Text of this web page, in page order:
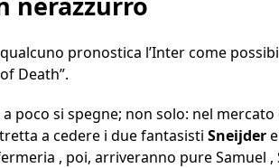
pronostica l’Inter come
Death”.
a poco si spegne; non solo: nel
a cedere i due fantasisti Sneijdere
, poi, arriveranno pure Samuel ,